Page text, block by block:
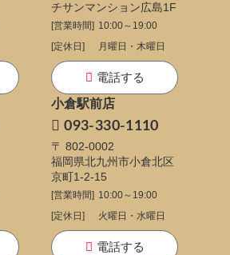
チサンマンション広島1F
[営業時間] 10:00～19:00
[定休日]
月曜日・木曜日
電話する
小倉駅前店
093-330-1110
〒 802-0002
福岡県北九州市小倉北区
京町1-2-15
[営業時間] 10:00～19:00
[定休日]
火曜日・水曜日
電話する